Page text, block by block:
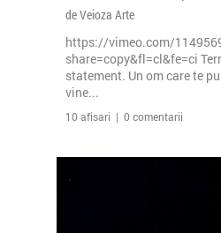
de Veioza Arte
https://vimeo.com/
share=copy&fl=cl&fe=ci
statement. Un om care te
vine...
10 afisari | 0 comentarii